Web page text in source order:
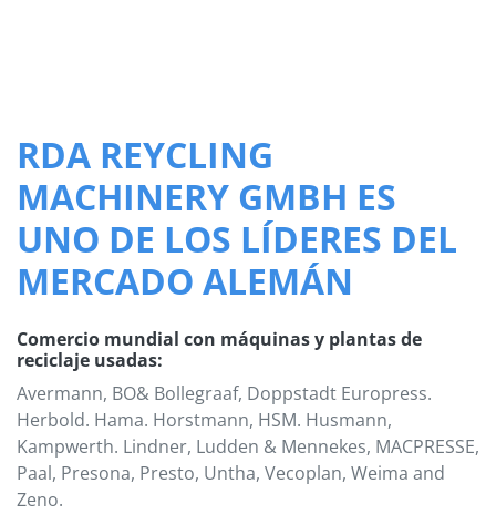
RDA REYCLING
MACHINERY GMBH ES
UNO DE LOS LÍDERES DEL
MERCADO ALEMÁN
Comercio mundial con máquinas y plantas de
reciclaje usadas:
Avermann, BO& Bollegraaf, Doppstadt Europress.
Herbold. Hama. Horstmann, HSM. Husmann,
Kampwerth. Lindner, Ludden & Mennekes, MACPRESSE,
Paal, Presona, Presto, Untha, Vecoplan, Weima and
Zeno.